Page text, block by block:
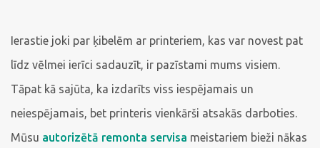
Ierastie joki par ķibelēm ar printeriem, kas var novest pat
līdz vēlmei ierīci sadauzīt, ir pazīstami mums visiem.
Tāpat kā sajūta, ka izdarīts viss iespējamais un
neiespējamais, bet printeris vienkārši atsakās darboties.
Mūsu autorizētā remonta servisa meistariem bieži nākas